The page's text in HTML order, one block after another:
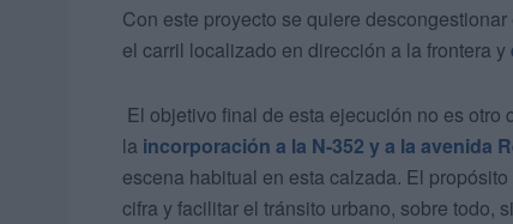
Con este proyecto se quiere
el carril localizado en dirección a la frontera y
El objetivo final de esta ejecución no es
la incorporación a la N-352 y a la avenida
escena habitual en esta calzada. El
cifra y facilitar el tránsito urbano, sobre todo,